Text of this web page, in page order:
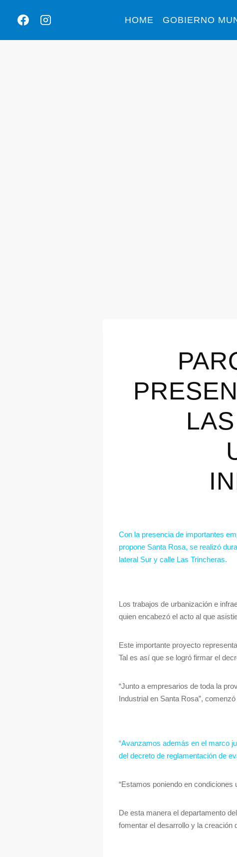
HOME GOBIERNO
Con la presencia de importantes
propone Santa Rosa, se realizó
lateral Sur y calle Las Trincheras.
Los trabajos de urbanización e
quien encabezó el acto al que
Este importante proyecto
Tal es así que se logró firmar el
“Junto a empresarios de toda la
Industrial en Santa Rosa”,
“Avanzamos además en el marco
del decreto de reglamentación de
“Estamos poniendo en
De esta manera el departamento
fomentar el desarrollo y la creación